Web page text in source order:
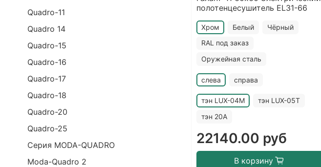
полотенцесушитель EL31-66
Хром Белый
Чёрный
RAL под заказ
Оружейная сталь
слева справа
тэн LUX-04M
тэн LUX-05T
тэн 20A
22140.00 руб
В корзину
Quadro-11
Quadro 14
Quadro-15
Quadro-16
Quadro-17
Quadro-18
Quadro-20
Quadro-25
Cерия MODA-QUADRO
Moda-Quadro 2